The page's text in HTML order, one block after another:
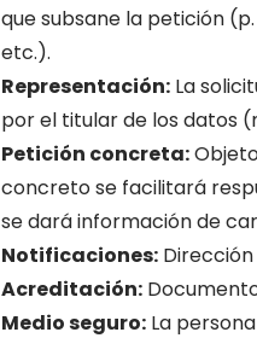
que subsane la petición
etc.).
Representación: La
por el titular de los datos
Petición concreta:
concreto se facilitará
se dará información de
Notificaciones:
Acreditación:
Medio seguro: La